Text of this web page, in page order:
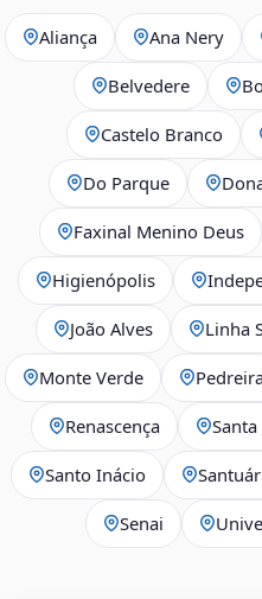
Aliança Ana Nery
Belvedere
Castelo Branco
Do Parque
Faxinal Menino Deus
Higienópolis
João Alves Linha
Monte Verde Pedreira
Renascença
Santo Inácio
Senai